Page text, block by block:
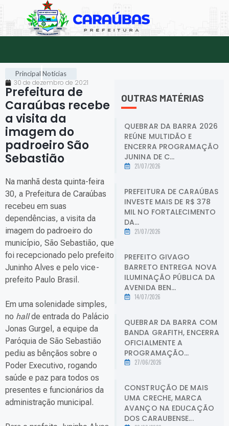
Principal Notícias
30 de dezembro de 2021
Prefeitura de
Caraúbas recebe
a visita da
imagem do
padroeiro São
Sebastião
Na manhã desta quinta-feira
30, a Prefeitura de Caraúbas
recebeu em suas
dependências, a visita da
imagem do padroeiro do
município, São Sebastião, que
foi recepcionado pelo prefeito
Juninho Alves e pelo vice-
prefeito Paulo Brasil.
Em uma solenidade simples,
no hallde entrada do Palácio
Jonas Gurgel, a equipe da
Paróquia de São Sebastião
pediu as bênçãos sobre o
Poder Executivo, rogando
saúde e paz para todos os
presentes e funcionários da
administração municipal.
OUTRAS MATÉRIAS
QUEBRAR DA BARRA 2026
REÚNE MULTIDÃO E
ENCERRA PROGRAMAÇÃO
JUNINA DE C...
21/07/2026
PREFEITURA DE CARAÚBAS
INVESTE MAIS DE R$ 378
MIL NO FORTALECIMENTO
DA...
21/07/2026
PREFEITO GIVAGO
BARRETO ENTREGA NOVA
ILUMINAÇÃO PÚBLICA DA
AVENIDA BEN...
14/07/2026
QUEBRAR DA BARRA COM
BANDA GRAFITH, ENCERRA
OFICIALMENTE A
PROGRAMAÇÃO...
27/06/2026
CONSTRUÇÃO DE MAIS
UMA CRECHE, MARCA
AVANÇO NA EDUCAÇÃO
DOS CARAUBENSE...